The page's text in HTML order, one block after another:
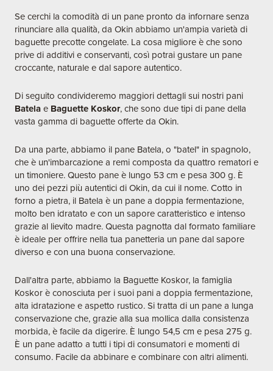
Se cerchi la comodità di un pane pronto da infornare senza
rinunciare alla qualità, da Okin abbiamo un'ampia varietà di
baguette precotte congelate. La cosa migliore è che sono
prive di additivi e conservanti, così potrai gustare un pane
croccante, naturale e dal sapore autentico.
Di seguito condivideremo maggiori dettagli sui nostri pani
Batela e Baguette Koskor, che sono due tipi di pane della
vasta gamma di baguette offerte da Okin.
Da una parte, abbiamo il pane Batela, o "batel" in spagnolo,
che è un'imbarcazione a remi composta da quattro rematori e
un timoniere. Questo pane è lungo 53 cm e pesa 300 g. È
uno dei pezzi più autentici di Okin, da cui il nome. Cotto in
forno a pietra, il Batela è un pane a doppia fermentazione,
molto ben idratato e con un sapore caratteristico e intenso
grazie al lievito madre. Questa pagnotta dal formato familiare
è ideale per offrire nella tua panetteria un pane dal sapore
diverso e con una buona conservazione.
Dall'altra parte, abbiamo la Baguette Koskor, la famiglia
Koskor è conosciuta per i suoi pani a doppia fermentazione,
alta idratazione e aspetto rustico. Si tratta di un pane a lunga
conservazione che, grazie alla sua mollica dalla consistenza
morbida, è facile da digerire. È lungo 54,5 cm e pesa 275 g.
È un pane adatto a tutti i tipi di consumatori e momenti di
consumo. Facile da abbinare e combinare con altri alimenti.